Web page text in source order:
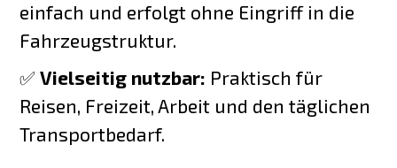
einfach und erfolgt ohne Eingriff in die
Fahrzeugstruktur.
✅Vielseitig nutzbar: Praktisch für
Reisen, Freizeit, Arbeit und den täglichen
Transportbedarf.